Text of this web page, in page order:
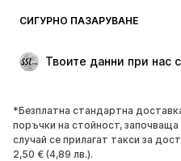
Специални Поводи
ОБУВКИ
НОВО
СИГУРНО ПАЗАРУВАНЕ
Твоите данни при нас
*Безплатна стандартна
поръчки на стойност,
случай се прилагат такси за
2,50 € (4,89 лв.).